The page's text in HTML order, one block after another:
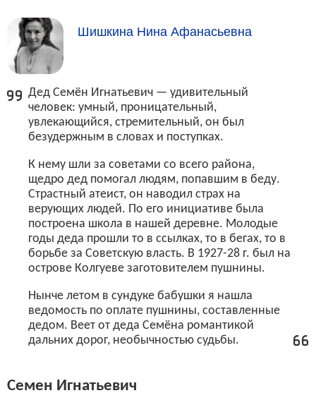
Шишкина Нина Афанасьевна
Дед Семён Игнатьевич — удивительный
человек: умный, проницательный,
увлекающийся, стремительный, он был
безудержным в словах и поступках.
К нему шли за советами со всего района,
щедро дед помогал людям, попавшим в беду.
Страстный атеист, он наводил страх на
верующих людей. По его инициативе была
построена школа в нашей деревне. Молодые
годы деда прошли то в ссылках, то в бегах, то в
борьбе за Советскую власть. В 1927-28 г. был на
острове Колгуеве заготовителем пушнины.
Нынче летом в сундуке бабушки я нашла
ведомость по оплате пушнины, составленные
дедом. Веет от деда Семёна романтикой
дальних дорог, необычностью судьбы.
Семен Игнатьевич